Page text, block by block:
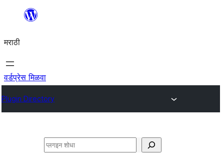
सामुग्रीवर
मराठी
वर्डप्रेस मिळवा
Plugin Directory
शोधा